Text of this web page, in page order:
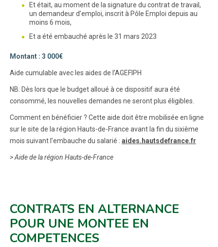
Et était, au moment de la signature du contrat de travail,
un demandeur d’emploi, inscrit à Pôle Emploi depuis au
moins 6 mois,
Et a été embauché après le 31 mars 2023
Montant : 3 000€
Aide cumulable avec les aides de l’AGEFIPH
NB: Dès lors que le budget alloué à ce dispositif aura été
consommé, les nouvelles demandes ne seront plus éligibles.
Comment en bénéficier ? Cette aide doit être mobilisée en ligne
sur le site de la région Hauts-de-France avant la fin du sixième
mois suivant l’embauche du salarié : aides.hautsdefrance.fr
> Aide de la région Hauts-de-France
CONTRATS EN ALTERNANCE
POUR UNE MONTEE EN
COMPETENCES